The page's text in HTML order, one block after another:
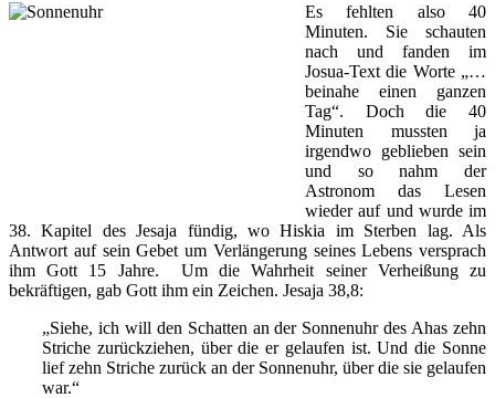
Es fehlten also 40
Minuten. Sie schauten
nach und fanden im
Josua-Text die Worte „…
beinahe einen ganzen
Tag“. Doch die 40
Minuten mussten ja
irgendwo geblieben sein
und so nahm der
Astronom das Lesen
wieder auf und wurde im
38. Kapitel des Jesaja fündig, wo Hiskia im Sterben lag. Als
Antwort auf sein Gebet um Verlängerung seines Lebens versprach
ihm Gott 15 Jahre. Um die Wahrheit seiner Verheißung zu
bekräftigen, gab Gott ihm ein Zeichen. Jesaja 38,8:
„Siehe, ich will den Schatten an der Sonnenuhr des Ahas zehn
Striche zurückziehen, über die er gelaufen ist. Und die Sonne
lief zehn Striche zurück an der Sonnenuhr, über die sie gelaufen
war.“